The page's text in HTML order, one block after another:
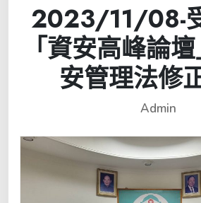
2023/11/08-
「資安高峰論
安管理法修
Admin